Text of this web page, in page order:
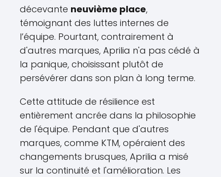
décevante neuvième place,
témoignant des luttes internes de
l’équipe. Pourtant, contrairement à
d'autres marques, Aprilia n'a pas cédé à
la panique, choisissant plutôt de
persévérer dans son plan à long terme.
Cette attitude de résilience est
entièrement ancrée dans la philosophie
de l'équipe. Pendant que d'autres
marques, comme KTM, opéraient des
changements brusques, Aprilia a misé
sur la continuité et l'amélioration. Les